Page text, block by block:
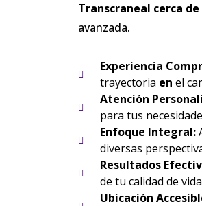
Transcraneal cerca
avanzada.
Experiencia
trayectoria en el
Atención
para tus
Enfoque Integral:
diversas
Resultados
de tu calidad de
Ubicación